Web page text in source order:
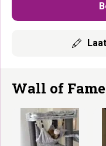
Wall of Fame